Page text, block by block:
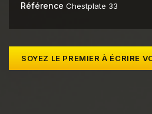
Référence Chestplate 33
SOYEZ LE PREMIER À ÉCRIRE